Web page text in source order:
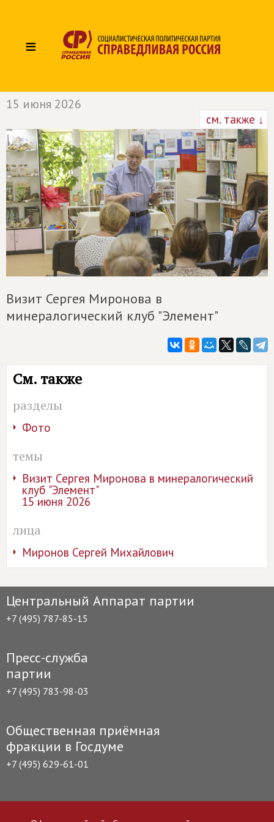
≡
15 июня 2026
см. также ↓
Визит Сергея Миронова в
минералогический клуб "Элемент"
См. также
разделы
Фото
темы
Визит Сергея Миронова в минералогический
клуб "Элемент"
15 июня 2026
лица
Миронов Сергей Михайлович
Центральный Аппарат партии
+7 (495) 787-85-15
Пресс-служба
партии
+7 (495) 783-98-03
Общественная приёмная
фракции в Госдуме
+7 (495) 629-61-01